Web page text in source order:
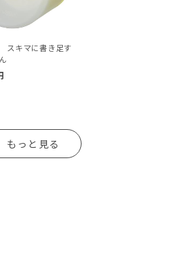
スキマに書き足す
もっと見る